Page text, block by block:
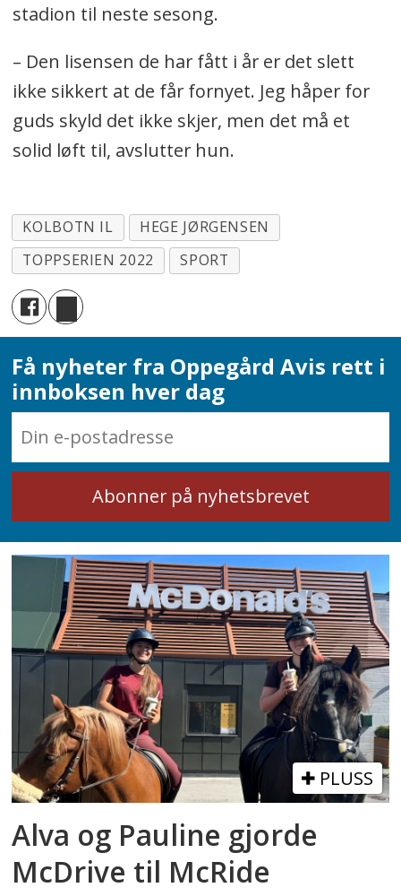
stadion til neste sesong.
– Den lisensen de har fått i år er det slett
ikke sikkert at de får fornyet. Jeg håper for
guds skyld det ikke skjer, men det må et
solid løft til, avslutter hun.
KOLBOTN IL
HEGE JØRGENSEN
TOPPSERIEN 2022
SPORT
Få nyheter fra Oppegård Avis rett i
innboksen hver dag
PLUSS
Alva og Pauline gjorde
McDrive til McRide